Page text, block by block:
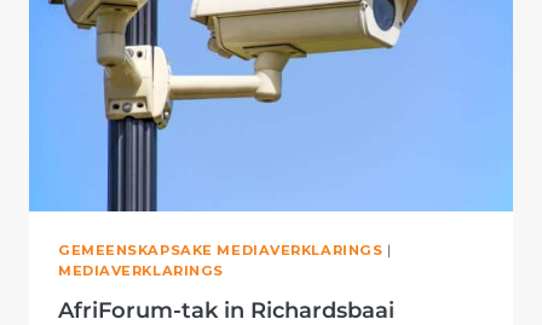
GEMEENSKAPSAKE MEDIAVERKLARINGS |
MEDIAVERKLARINGS
AfriForum-tak in Richardsbaai